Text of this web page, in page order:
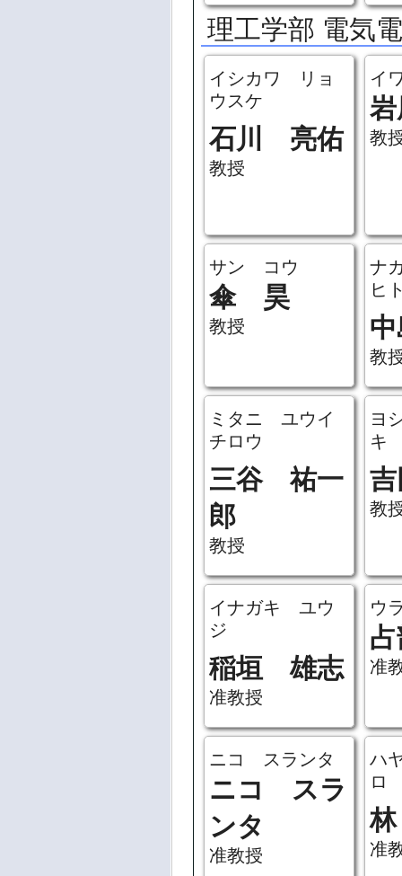
理工学部 電気
イシカワ リョ
ウスケ
石川 亮佑
教授
イ
教
サン コウ
傘 昊
教授
ナ
ヒ
教
ミタニ ユウイ
チロウ
三谷 祐一
郎
教授
ヨ
キ
教
イナガキ ユウ
ジ
稲垣 雄志
准教授
ウ
准
ニコ スランタ
ニコ スラ
ンタ
准教授
ハ
ロ
准